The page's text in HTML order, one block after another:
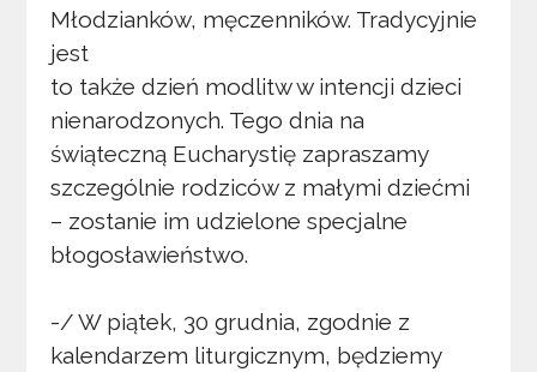
Młodzianków, męczenników. Tradycyjnie
jest
to także dzień modlitw w intencji dzieci
nienarodzonych. Tego dnia na
świąteczną Eucharystię zapraszamy
szczególnie rodziców z małymi dziećmi
– zostanie im udzielone specjalne
błogosławieństwo.
-/ W piątek, 30 grudnia, zgodnie z
kalendarzem liturgicznym, będziemy